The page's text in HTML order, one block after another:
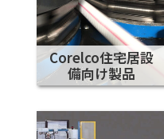
Corelco住宅居設
備向け製品